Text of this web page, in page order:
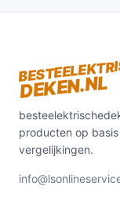
DEKEN.NL
producten op
vergelijkingen.